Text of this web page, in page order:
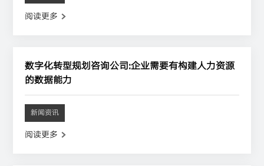
阅读更多
数字化转型规划咨询公司:企业需要有构建人力资源
的数据能力
新闻资讯
阅读更多